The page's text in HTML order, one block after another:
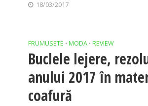
18/03/2017
FRUMUSETE • MODA • REVIEW
Buclele lejere,
anului 2017 în
coafură